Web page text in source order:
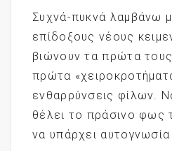
Συχνά-πυκνά λαμβάνω
επίδοξους νέους
βιώνουν τα πρώτα τους
πρώτα
ενθαρρύνσεις φίλων.
θέλει το πράσινο φως
να υπάρχει αυτογνωσία